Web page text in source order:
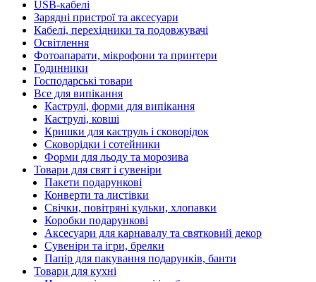
USB-кабелі
Зарядні пристрої та аксесуари
Кабелі, перехідники та подовжувачі
Освітлення
Фотоапарати, мікрофони та принтери
Годинники
Господарські товари
Все для випікання
Каструлі, форми для випікання
Каструлі, ковші
Кришки для каструль і сковорідок
Сковорідки і сотейники
Форми для льоду та морозива
Товари для свят і сувеніри
Пакети подарункові
Конверти та листівки
Свічки, повітряні кульки, хлопавки
Коробки подарункові
Аксесуари для карнавалу та святковий декор
Сувеніри та ігри, брелки
Папір для пакування подарунків, банти
Товари для кухні